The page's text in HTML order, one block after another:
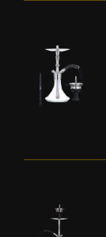
ADD TO
CART
/
DETALLES
ADD TO
CART